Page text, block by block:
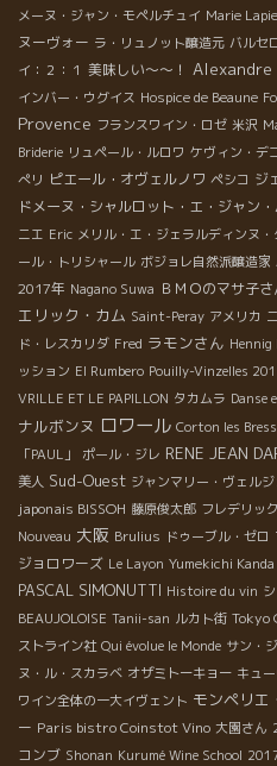
メーヌ・ジャン・モペルチュイ Marie
ヌーヴォー ラ・リュノット醸造元 バルセ
イ：２：１ 美味しい～～！ Alexandre
インバー・ウグイス Hospice de Beaune
Provence フランスワイン・ロゼ 米沢
Briderie リュペール・ルロワ ケヴィン・デ
ぺリ ピエール・オヴェルノワ ペシコ ジ
ドメーヌ・シャルロット・エ・ジャン
ニエ Eric メリル・エ・ジェラルディンヌ
ール・トリシャール ボジョレ自然派醸造家
2017年 Nagano Suwa ＢＭＯのマサ子さ
エリック・カム Saint-Peray アメリカ
ド・レスカリダ Fred ラモンさん Hennig
ッション El Rumbero Pouilly-Vinzelles
VRILLE ET LE PAPILLON タカムラ Danse
ナルボンヌ ロワール Corton les
「PAUL」
ポール・ジレ RENE JEAN
美人 Sud-Ouest ジャンマリー・ヴェルジ
japonais BISSOH 藤原俊太郎 フレデリッ
Nouveau 大阪 Brulius ドゥーブル・ゼロ
ジョロワーズ Le Layon Yumekichi Kanda
PASCAL SIMONUTTI Histoire du vin
BEAUJOLOISE Tanii-san ルカト街 Tokyo
ストライン社 Qui évolue le Monde サン・
ヌ・ル・スカラベ オザミトーキョー キュ
ワイン全体の一大イヴェント モンペリエ
ー Paris bistro Coinstot Vino 大園さん
コンブ Shonan Kurumé Wine School